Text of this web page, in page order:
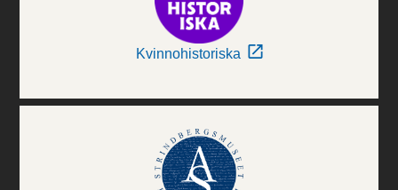
Kvinnohistoriska